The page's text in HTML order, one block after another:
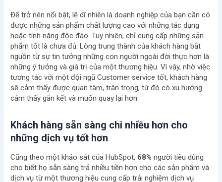
Để trở nên nổi bật, lẽ dĩ nhiên là doanh nghiệp của bạn cần có
được những sản phẩm chất lượng cao với những tác dụng
hoặc tính năng độc đáo. Tuy nhiên, chỉ cung cấp những sản
phẩm tốt là chưa đủ. Lòng trung thành của khách hàng bắt
nguồn từ sự tin tưởng những con người ngoài đời thực hơn là
những ý tưởng và giá trị của một thương hiệu. Vì vậy, nhờ việc
tương tác với một đội ngũ Customer service tốt, khách hàng
sẽ cảm thấy được quan tâm, trân trọng, từ đó có xu hướng
cảm thấy gắn kết và muốn quay lại hơn.
Khách hàng sẵn sàng chi nhiều hơn cho
những dịch vụ tốt hơn
Cũng theo một khảo sát của HubSpot, 68% người tiêu dùng
cho biết họ sẵn sàng trả nhiều tiền hơn cho các sản phẩm và
dịch vụ từ một thương hiệu cung cấp trải nghiệm dịch vụ